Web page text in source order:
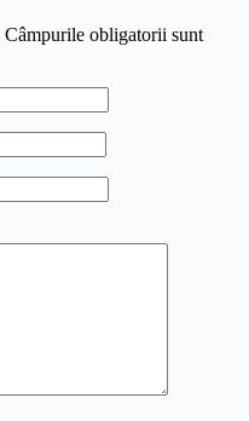
Câmpurile obligatorii sunt